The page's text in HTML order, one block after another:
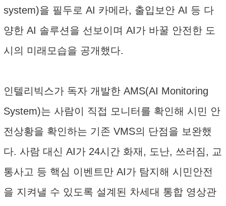
system)을 필두로 AI 카메라, 출입보안 AI 등 다
양한 AI 솔루션을 선보이며 AI가 바꿀 안전한 도
시의 미래모습을 공개했다.
인텔리빅스가 독자 개발한 AMS(AI Monitoring
System)는 사람이 직접 모니터를 확인해 시민 안
전상황을 확인하는 기존 VMS의 단점을 보완했
다. 사람 대신 AI가 24시간 화재, 도난, 쓰러짐, 교
통사고 등 핵심 이벤트만 AI가 탐지해 시민안전
을 지켜낼 수 있도록 설계된 차세대 통합 영상관